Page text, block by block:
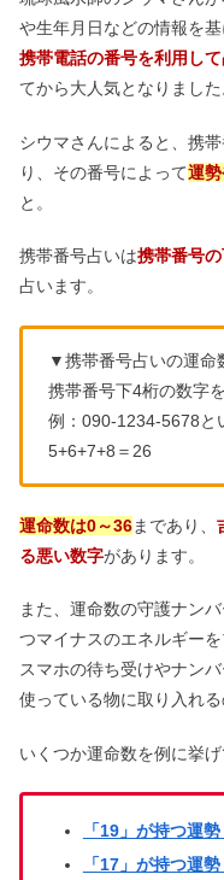
や生年月日などの情報を
携帯電話の番号を利用し
てから大人気となりました
シウマさんによると、携
り、その番号によって運
と。
携帯番号占いは携帯番号
占います。
▼携帯番号占いの運命
携帯番号下4桁の数字
例：090-1234-5678と
5+6+7+8＝26
運命数は0～36まであり、
る悪い数字があります。
また、運命数の守護ナン
つマイナスのエネルギー
スマホの待ち受けやナン
使っている物に取り入れる
いくつか運命数を例に挙
「19」が持つ運
「17」が持つ運